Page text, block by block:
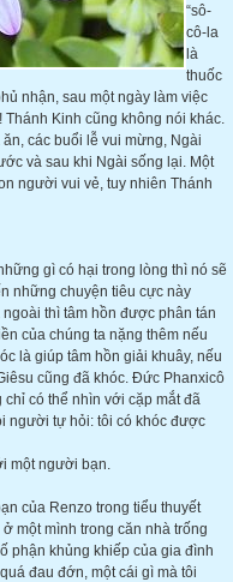
“sô-
cô-la
là
thuốc
nhận, sau một ngày làm việc
Kinh cũng không nói khác.
các buổi lễ vui mừng, Ngài
và sau khi Ngài sống lại. Một
người vui vẻ, tuy nhiên Thánh
gì có hại trong lòng thì nó sẽ
những chuyện tiêu cực này
thì tâm hồn được phân tán
của chúng ta nặng thêm nếu
là giúp tâm hồn giải khuây, nếu
cũng đã khóc. Đức Phanxicô
có thể nhìn với cặp mắt đã
người tự hỏi: tôi có khóc được
một người bạn.
của Renzo trong tiểu thuyết
một mình trong căn nhà trống
phận khủng khiếp của gia đình
đau đớn, một cái gì mà tôi